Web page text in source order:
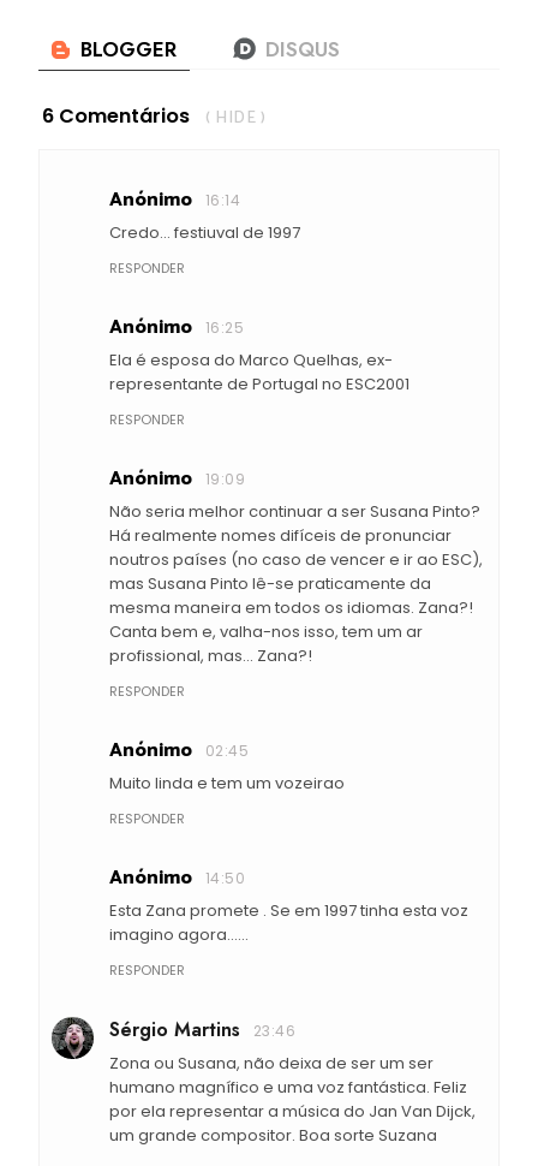
6 Comentários ( HIDE )
Anónimo 16:14
Credo... festiuval de 1997
RESPONDER
Anónimo 16:25
Ela é esposa do Marco Quelhas, ex-
representante de Portugal no ESC2001
RESPONDER
Anónimo 19:09
Não seria melhor continuar a ser Susana Pinto?
Há realmente nomes difíceis de pronunciar
noutros países (no caso de vencer e ir ao ESC),
mas Susana Pinto lê-se praticamente da
mesma maneira em todos os idiomas. Zana?!
Canta bem e, valha-nos isso, tem um ar
profissional, mas... Zana?!
RESPONDER
Anónimo 02:45
Muito linda e tem um vozeirao
RESPONDER
Anónimo 14:50
Esta Zana promete . Se em 1997 tinha esta voz
imagino agora......
RESPONDER
Sérgio Martins 23:46
Zona ou Susana, não deixa de ser um ser
humano magnífico e uma voz fantástica. Feliz
por ela representar a música do Jan Van Dijck,
um grande compositor. Boa sorte Suzana